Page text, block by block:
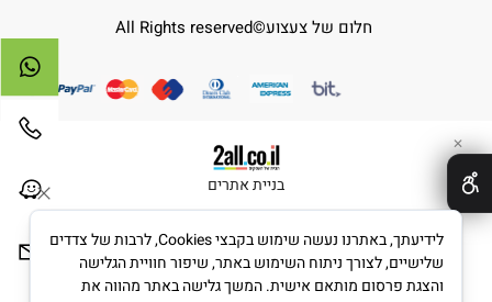
חלום של צעצוע©All Rights reserved
בניית אתרים
✕
לידיעתך, באתרנו נעשה שימוש בקבצי Cookies, לרבות של צדדים
שלישיים, לצורך ניתוח השימוש באתר, שיפור חוויית הגלישה
והצגת פרסום מותאם אישית. המשך גלישה באתר מהווה את